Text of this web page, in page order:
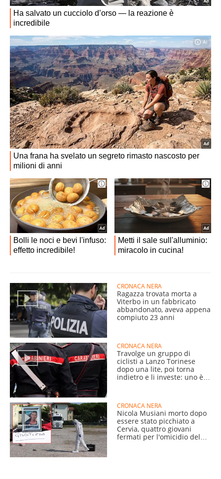
CRONACA NERA
Ragazza trovata morta a
Viterbo in un fabbricato
abbandonato, aveva appena
compiuto 23 anni
CRONACA NERA
Travolge un gruppo di
ciclisti a Lanzo Torinese
dopo una lite, poi torna
indietro e li investe: uno è
CRONACA NERA
Nicola Musiani morto dopo
essere stato picchiato a
Cervia, quattro giovani
fermati per l'omicidio del